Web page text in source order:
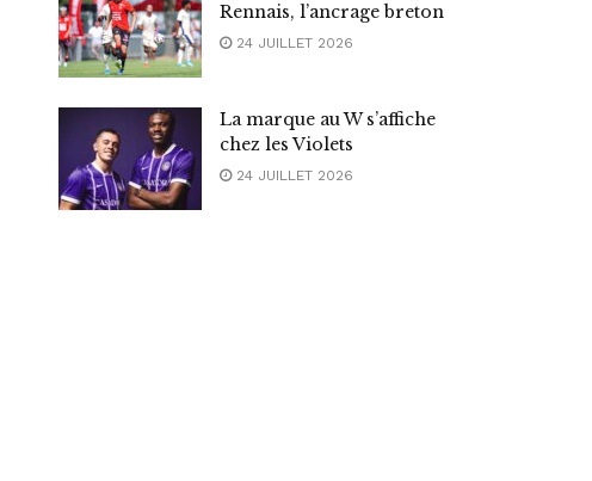
Rennais, l’ancrage breton
24 JUILLET 2026
La marque au W s’affiche
chez les Violets
24 JUILLET 2026